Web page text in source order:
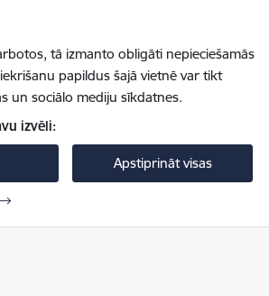
tā izmanto obligāti nepieciešamās
papildus šajā vietnē var tikt
un sociālo mediju sīkdatnes.
izvēli:
Apstiprināt visas